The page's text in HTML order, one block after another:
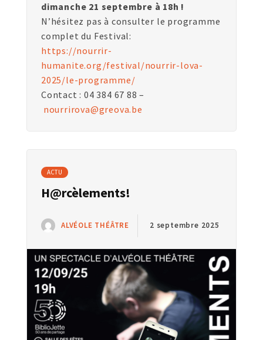
dimanche 21 septembre à 18h !
N’hésitez pas à consulter le programme
complet du Festival:
https://nourrir-
humanite.org/festival/nourrir-lova-
2025/le-programme/
Contact : 04 384 67 88 –
nourrirova@greova.be
ACTU
H@rcèlements!
ALVÉOLE THÉÂTRE 2 septembre 2025